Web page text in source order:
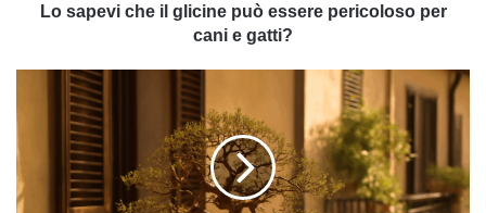
Lo sapevi che il glicine può essere pericoloso per
cani e gatti?
pazienza:
iniziare